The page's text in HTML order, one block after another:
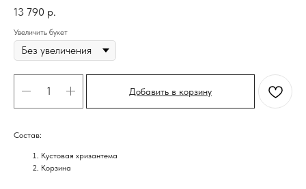
13 790 р.
Увеличить букет
Добавить в корзину
Состав:
Кустовая хризантема
Корзина